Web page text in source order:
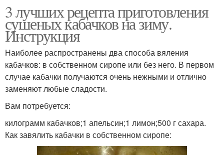
3 лучших рецепта приготовления
сушеных кабачков на зиму.
Инструкция
Наиболее распространены два способа вяления
кабачков: в собственном сиропе или без него. В первом
случае кабачки получаются очень нежными и отлично
заменяют любые сладости.
Вам потребуется:
килограмм кабачков;1 апельсин;1 лимон;500 г сахара.
Как завялить кабачки в собственном сиропе: